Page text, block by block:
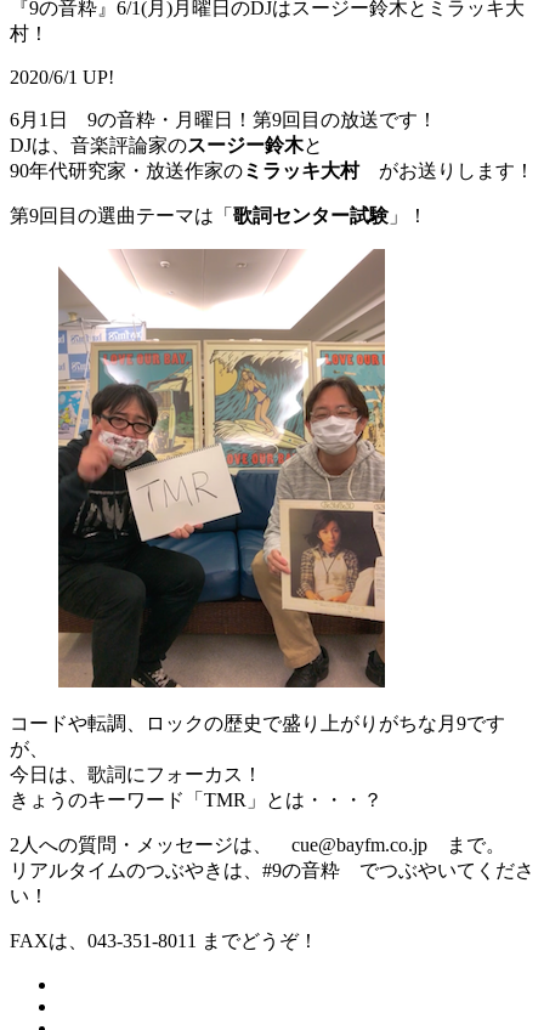
『9の音粋』6/1(月)月曜日のDJはスージー鈴木とミラッキ大
村！
2020/6/1 UP!
6月1日 9の音粋・月曜日！第9回目の放送です！
DJは、音楽評論家のスージー鈴木と
90年代研究家・放送作家のミラッキ大村がお送りします！
第9回目の選曲テーマは「 歌詞センター試験」！
コードや転調、ロックの歴史で盛り上がりがちな月9です
が、
今日は、歌詞にフォーカス！
きょうのキーワード「TMR」とは・・・？
2人への質問・メッセージは、 cue@bayfm.co.jp まで。
リアルタイムのつぶやきは、#9の音粋 でつぶやいてくださ
い！
FAXは、043-351-8011 までどうぞ！